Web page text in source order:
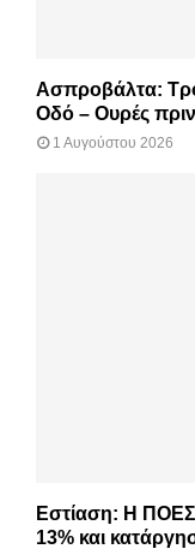
Ασπροβάλτα:
Οδό – Ουρές
1 Αυγούστου 2026
Εστίαση: Η
13% και